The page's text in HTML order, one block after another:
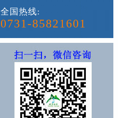
全国热线:
0731-85821601